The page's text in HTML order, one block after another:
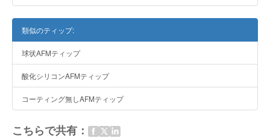
類似のティップ:
球状AFMティップ
酸化シリコンAFMティップ
コーティング無しAFMティップ
こちらで共有：